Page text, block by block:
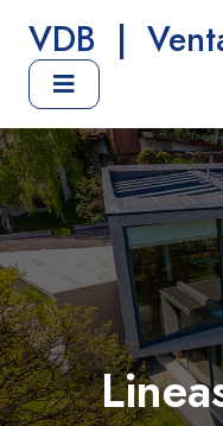
VDB |